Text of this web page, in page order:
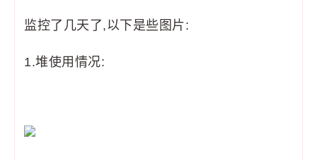
监控了几天了,以下是些图片:
1.堆使用情况: